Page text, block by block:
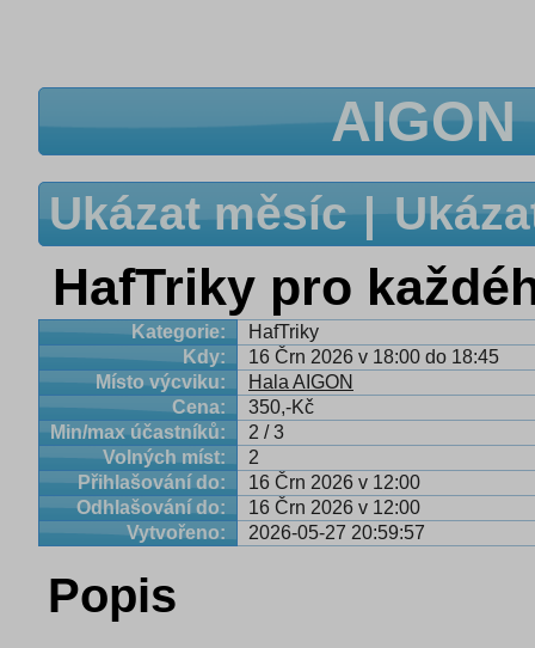
Ukázat měsíc
HafTriky pro
Kategorie:
HafTriky
Kdy:
16 Črn 2026 v 18:00 do 18:45
Místo výcviku:
Hala AIGON
Cena:
350,-Kč
Min/max účastníků:
2 / 3
Volných míst:
2
Přihlašování do:
16 Črn 2026 v 12:00
Odhlašování do:
16 Črn 2026 v 12:00
Vytvořeno:
2026-05-27 20:59:57
Popis